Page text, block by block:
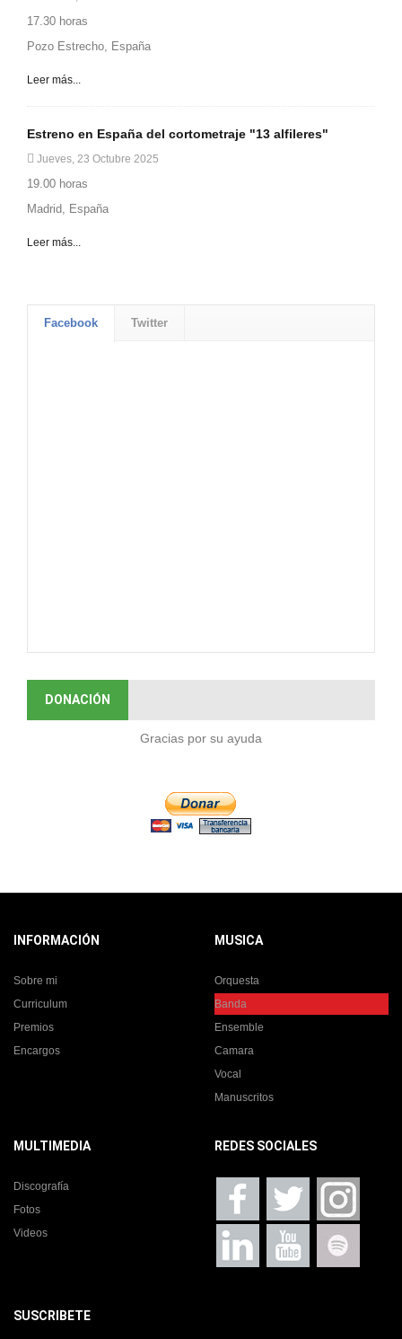
17.30 horas
Pozo Estrecho, España
Leer más...
Estreno en España del cortometraje "13 alfileres"
Jueves, 23 Octubre 2025
19.00 horas
Madrid, España
Leer más...
Facebook Twitter
DONACIÓN
Gracias por su ayuda
INFORMACIÓN
Sobre mi
Curriculum
Premios
Encargos
MUSICA
Orquesta
Banda
Ensemble
Camara
Vocal
Manuscritos
MULTIMEDIA
Discografía
Fotos
Videos
REDES SOCIALES
SUSCRIBETE